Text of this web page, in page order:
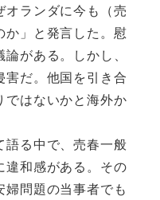
オランダに今も（売
か」と発言した。慰
がある。しかし、
害だ。他国を引き合
ではないかと海外か
る中で、売春一般
違和感がある。その
婦問題の当事者でも